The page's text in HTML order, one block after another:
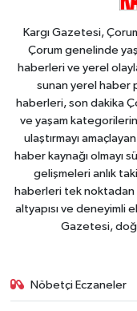
Kargı Gazetesi,
Çorum genelinde
haberleri ve yerel
sunan yerel haber
haberleri, son dakika
ve yaşam
ulaştırmayı
haber kaynağı olmayı
gelişmeleri anlık
haberleri tek noktadan
altyapısı ve deneyimli
Gazetesi,
Nöbetçi Eczaneler